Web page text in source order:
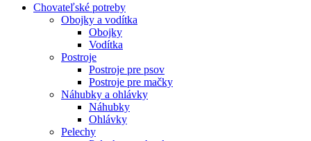
Chovateľské potreby
Obojky a vodítka
Obojky
Vodítka
Postroje
Postroje pre psov
Postroje pre mačky
Náhubky a ohlávky
Náhubky
Ohlávky
Pelechy